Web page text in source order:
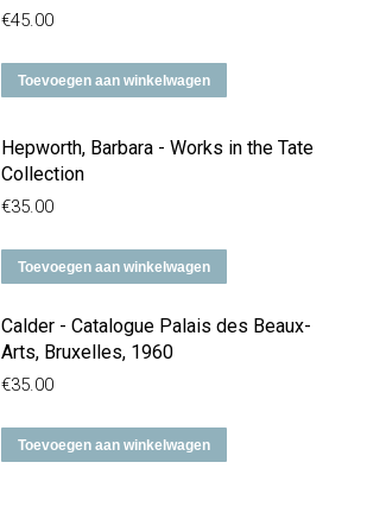
€45.00
Toevoegen aan winkelwagen
Hepworth, Barbara - Works in the Tate
Collection
€35.00
Toevoegen aan winkelwagen
Calder - Catalogue Palais des Beaux-
Arts, Bruxelles, 1960
€35.00
Toevoegen aan winkelwagen